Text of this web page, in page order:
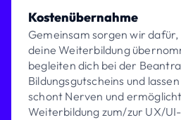
Kostenübernahme
Gemeinsam sorgen wir
deine Weiterbildung
begleiten dich bei der
Bildungsgutscheins und
schont Nerven und
Weiterbildung zum/zur UX/